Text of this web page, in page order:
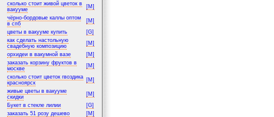
сколько стоит живой цветок в
вакууме
[M]
чёрно-бордовые каллы оптом
в спб
[M]
цветы в вакууме купить
[G]
как сделать настольную
свадебную композицию
[M]
орхидеи в вакумной вазе
[M]
заказать корзину фруктов в
москве
[M]
сколько стоит цветок гвоздика
красноярск
[M]
живые цветы в вакууме
скидки
[M]
Букет в стекле лилии
[G]
заказать 51 розу дешево
[M]